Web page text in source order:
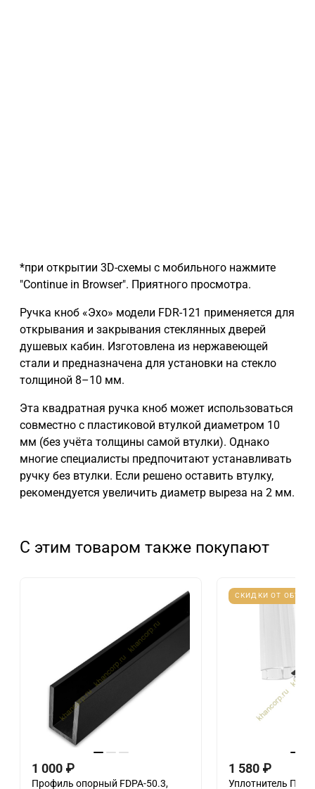
*при открытии 3D-схемы с мобильного нажмите
"Continue in Browser". Приятного просмотра.
Ручка кноб «Эхо» модели FDR-121 применяется для
открывания и закрывания стеклянных дверей
душевых кабин. Изготовлена из нержавеющей
стали и предназначена для установки на стекло
толщиной 8–10 мм.
Эта квадратная ручка кноб может использоваться
совместно с пластиковой втулкой диаметром 10
мм (без учёта толщины самой втулки). Однако
многие специалисты предпочитают устанавливать
ручку без втулки. Если решено оставить втулку,
рекомендуется увеличить диаметр выреза на 2 мм.
С этим товаром также покупают
1 000 ₽
Профиль опорный FDPA-50.3,
СКИДКИ ОТ
1 580 ₽
Уплотнитель